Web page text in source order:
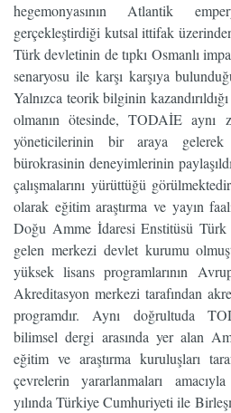
hegemonyasının Atlantik
gerçekleştirdiği kutsal ittifak
Türk devletinin de tıpkı Osmanlı
senaryosu ile karşı karşıya
Yalnızca teorik bilginin
olmanın ötesinde, TODAİE aynı
yöneticilerinin bir araya gelerek
bürokrasinin deneyimlerinin
çalışmalarını yürüttüğü
olarak eğitim araştırma ve yayın
Doğu Amme İdaresi Enstitüsü
gelen merkezi devlet kurumu
yüksek lisans programlarının
Akreditasyon merkezi tarafından
programdır. Aynı doğrultuda
bilimsel dergi arasında yer alan
eğitim ve araştırma kuruluşları
çevrelerin yararlanmaları
yılında Türkiye Cumhuriyeti ile